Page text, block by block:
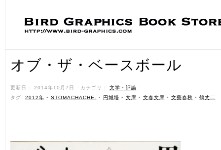
オブ・ザ・ベースボール
更新日： 2014年10月7日 ˑ カテゴリ： 文学・評論 ˑ
タグ: 2012年 • STOMACHACHE. • 円城塔 • 文庫 • 文春文庫 • 文藝春秋 • 鶴丈二